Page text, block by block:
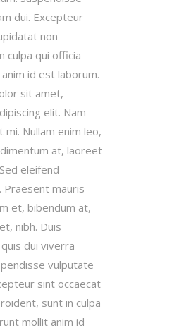
dui. Excepteur
non
culpa qui officia
id est laborum.
sit amet,
elit. Nam
mi. Nullam enim leo,
at, laoreet
eleifend
Praesent mauris
et, bibendum at,
nibh. Duis
dui viverra
vulputate
sint occaecat
sunt in culpa
mollit anim id